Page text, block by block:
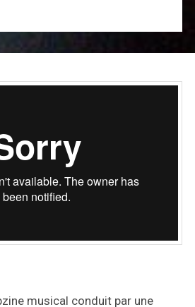
musical conduit par une